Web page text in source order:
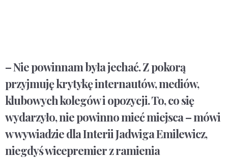
– Nie powinnam była jechać. Z pokorą
przyjmuję krytykę internautów, mediów,
klubowych kolegów i opozycji. To, co się
wydarzyło, nie powinno mieć miejsca – mówi
w wywiadzie dla Interii Jadwiga Emilewicz,
niegdyś wicepremier z ramienia